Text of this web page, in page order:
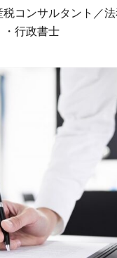
税コンサルタント／
・行政書士